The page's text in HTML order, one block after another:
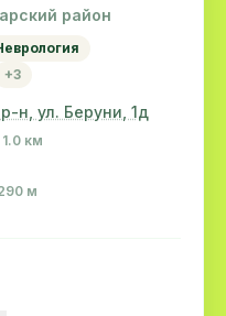
район
+3
н, ул. Беруни, 1д
1.0 км
м